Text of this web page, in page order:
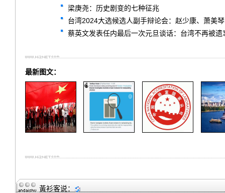
梁庚尧：历史剧变的七种征兆
台湾2024大选候选人副手辩论会：赵少康、萧美
蔡英文发表任内最后一次元旦谈话：台湾不再被遗
最新图文：
黃衫客说：